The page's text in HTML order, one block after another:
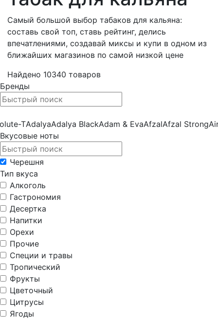
Самый большой выбор табаков для кальяна:
составь свой топ, ставь рейтинг, делись
впечатлениями, создавай миксы и купи в одном из
ближайших магазинов по самой низкой цене
Найдено 10340 товаров
Бренды
TAdalyaAdalya BlackAdam & EvaAfzalAfzal Strong
Вкусовые ноты
Черешня
Тип вкуса
Алкоголь
Гастрономия
Десертка
Напитки
Орехи
Прочие
Специи и травы
Тропический
Фрукты
Цветочный
Цитрусы
Ягоды